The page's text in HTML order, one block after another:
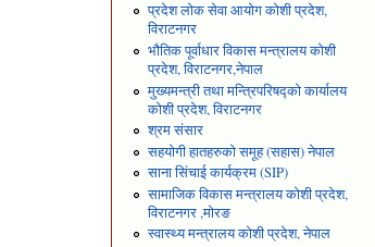
प्रदेश लोक सेवा आयोग कोशी प्रदेश,
विराटनगर
भौतिक पूर्वाधार विकास मन्त्रालय कोशी
प्रदेश, विराटनगर,नेपाल
मुख्यमन्त्री तथा मन्त्रिपरिषद्को कार्यालय
कोशी प्रदेश, विराटनगर
श्रम संसार
सहयोगी हातहरुको समूह (सहास) नेपाल
साना सिंचाई कार्यक्रम (SIP)
सामाजिक विकास मन्त्रालय कोशी प्रदेश,
विराटनगर ,मोरङ
स्वास्थ्य मन्त्रालय कोशी प्रदेश, नेपाल